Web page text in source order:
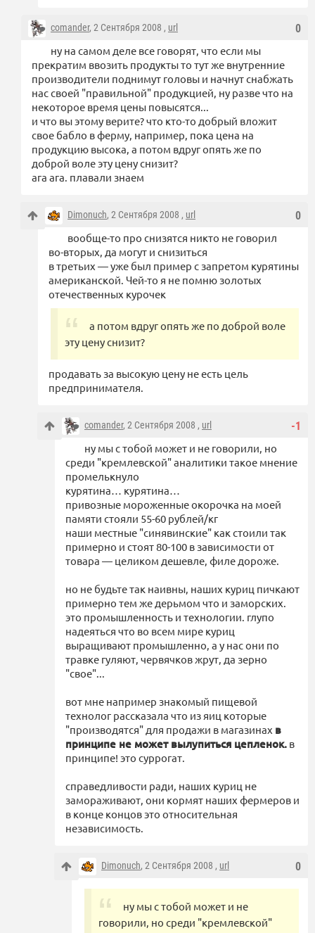
0
comander, 2 Сентября 2008 , url
ну на самом деле все говорят, что если мы
прекратим ввозить продукты то тут же внутренние
производители поднимут головы и начнут снабжать
нас своей "правильной" продукцией, ну разве что на
некоторое время цены повысятся...
и что вы этому верите? что кто-то добрый вложит
свое бабло в ферму, например, пока цена на
продукцию высока, а потом вдруг опять же по
доброй воле эту цену снизит?
ага ага. плавали знаем
0
Dimonuch, 2 Сентября 2008 , url
вообще-то про снизятся никто не говорил
во-вторых, да могут и снизиться
в третьих — уже был пример с запретом курятины
американской. Чей-то я не помню золотых
отечественных курочек
а потом вдруг опять же по доброй воле
эту цену снизит?
продавать за высокую цену не есть цель
предпринимателя.
-1
comander, 2 Сентября 2008 , url
ну мы с тобой может и не говорили, но
среди "кремлевской" аналитики такое мнение
промелькнуло
курятина… курятина…
привозные мороженные окорочка на моей
памяти стояли 55-60 рублей/кг
наши местные "синявинские" как стоили так
примерно и стоят 80-100 в зависимости от
товара — целиком дешевле, филе дороже.
но не будьте так наивны, наших куриц пичкают
примерно тем же дерьмом что и заморских.
это промышленность и технологии. глупо
надеяться что во всем мире куриц
выращивают промышленно, а у нас они по
травке гуляют, червячков жрут, да зерно
"свое"...
вот мне например знакомый пищевой
технолог рассказала что из яиц которые
"производятся" для продажи в магазинах в
принципе не может вылупиться цепленок. в
принципе! это суррогат.
справедливости ради, наших куриц не
замораживают, они кормят наших фермеров и
в конце концов это относительная
независимость.
0
Dimonuch, 2 Сентября 2008 , url
ну мы с тобой может и не
говорили, но среди "кремлевской"